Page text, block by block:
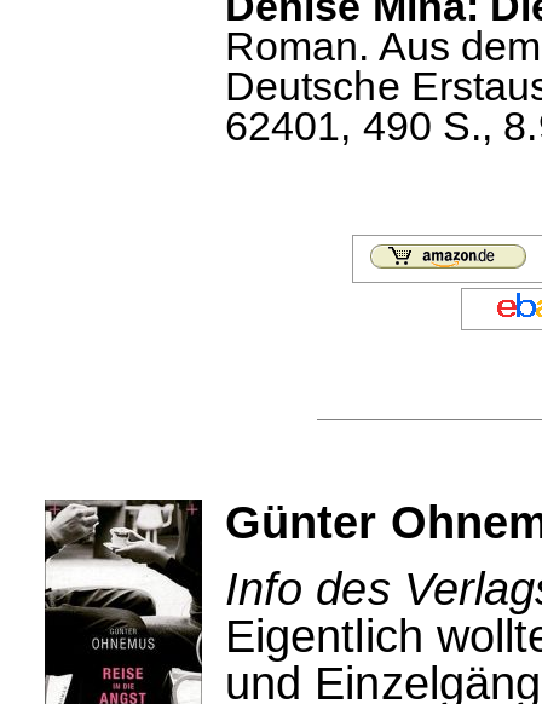
Roman. Aus
Deutsche
62401, 490 S.,
Günter
Info des
Eigentlich
und